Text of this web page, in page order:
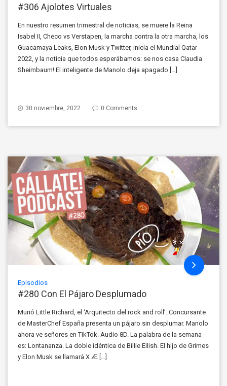
#306 Ajolotes Virtuales
En nuestro resumen trimestral de noticias, se muere la Reina
Isabel II, Checo vs Verstapen, la marcha contra la otra marcha, los
Guacamaya Leaks, Elon Musk y Twitter, inicia el Mundial Qatar
2022, y la noticia que todos esperábamos: se nos casa Claudia
Sheimbaum! El inteligente de Manolo deja apagado […]
30 noviembre, 2022 0 Comments
Episodios
#280 Con El Pájaro Desplumado
Murió Little Richard, el ‘Arquitecto del rock and roll’. Concursante
de MasterChef España presenta un pájaro sin desplumar. Manolo
ahora ve señores en TikTok. Audio 8D. La palabra de la semana
es: Lontananza. La doble idéntica de Billie Eilish. El hijo de Grimes
y Elon Musk se llamará X Æ […]